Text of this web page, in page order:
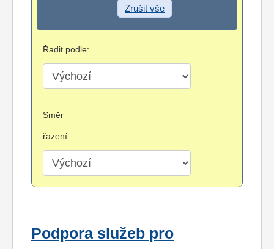
Zrušit vše
Řadit podle:
Směr
řazení:
Podpora služeb pro